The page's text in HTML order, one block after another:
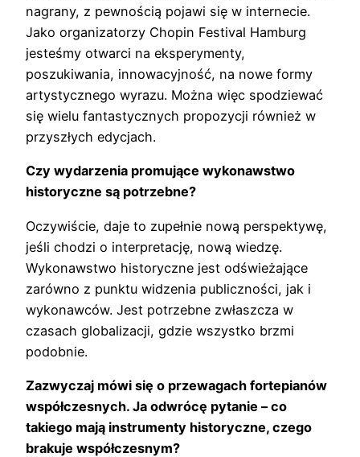
nagrany, z pewnością pojawi się w internecie.
Jako organizatorzy Chopin Festival Hamburg
jesteśmy otwarci na eksperymenty,
poszukiwania, innowacyjność, na nowe formy
artystycznego wyrazu. Można więc spodziewać
się wielu fantastycznych propozycji również w
przyszłych edycjach.
Czy wydarzenia promujące wykonawstwo
historyczne są potrzebne?
Oczywiście, daje to zupełnie nową perspektywę,
jeśli chodzi o interpretację, nową wiedzę.
Wykonawstwo historyczne jest odświeżające
zarówno z punktu widzenia publiczności, jak i
wykonawców. Jest potrzebne zwłaszcza w
czasach globalizacji, gdzie wszystko brzmi
podobnie.
Zazwyczaj mówi się o przewagach fortepianów
współczesnych. Ja odwrócę pytanie – co
takiego mają instrumenty historyczne, czego
brakuje współczesnym?